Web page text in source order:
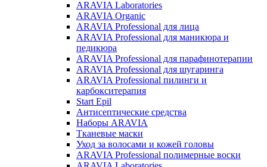
ARAVIA Laboratories
ARAVIA Organic
ARAVIA Professional для лица
ARAVIA Professional для маникюра и
педикюра
ARAVIA Professional для парафинотерапии
ARAVIA Professional для шугаринга
ARAVIA Professional пилинги и
карбокситерапия
Start Epil
Антисептические средства
Наборы ARAVIA
Тканевые маски
Уход за волосами и кожей головы
ARAVIA Professional полимерные воски